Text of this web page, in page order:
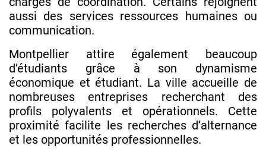
aussi des services ressources humaines ou
communication.
Montpellier attire également beaucoup
d’étudiants grâce à son dynamisme
économique et étudiant. La ville accueille de
nombreuses entreprises recherchant des
profils polyvalents et opérationnels. Cette
proximité facilite les recherches d’alternance
et les opportunités professionnelles.